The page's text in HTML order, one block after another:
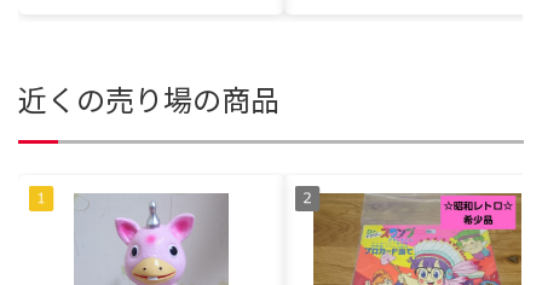
近くの売り場の商品